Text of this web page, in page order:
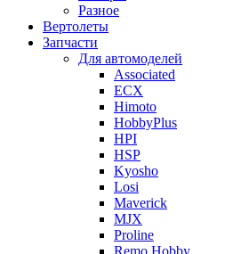
Разное
Вертолеты
Запчасти
Для автомоделей
Associated
ECX
Himoto
HobbyPlus
HPI
HSP
Kyosho
Losi
Maverick
MJX
Proline
Remo Hobby